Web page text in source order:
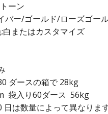
ーン
バー/ゴールド/ローズゴー
白またはカスタマイズ
ダースの箱で 28kg
り60ダース 56kg
日は数量によって異なりま